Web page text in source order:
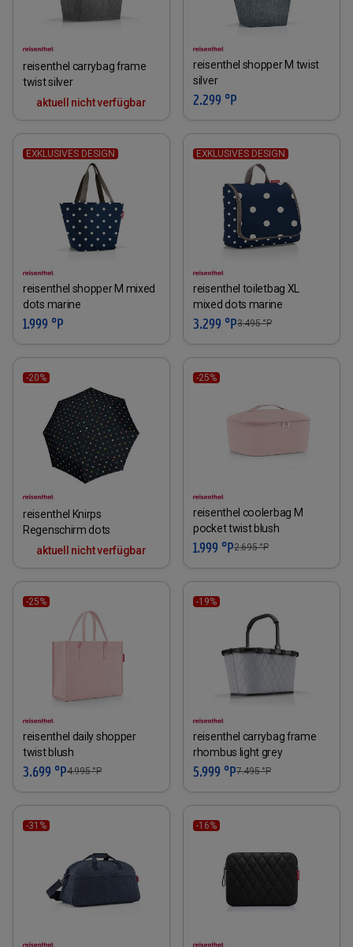
reisenthel carrybag frame
twist silver
aktuell nicht verfügbar
reisenthel shopper M twist
silver
2.299 °P
EXKLUSIVES DESIGN
reisenthel shopper M mixed
dots marine
1.999 °P
EXKLUSIVES DESIGN
reisenthel toiletbag XL
mixed dots marine
3.299 °P3.495°P
-20%
reisenthel Knirps
Regenschirm dots
aktuell nicht verfügbar
-25%
reisenthel coolerbag M
pocket twist blush
1.999 °P2.695°P
-25%
reisenthel daily shopper
twist blush
3.699 °P4.995°P
-19%
reisenthel carrybag frame
rhombus light grey
5.999 °P7.495°P
-31% -16%